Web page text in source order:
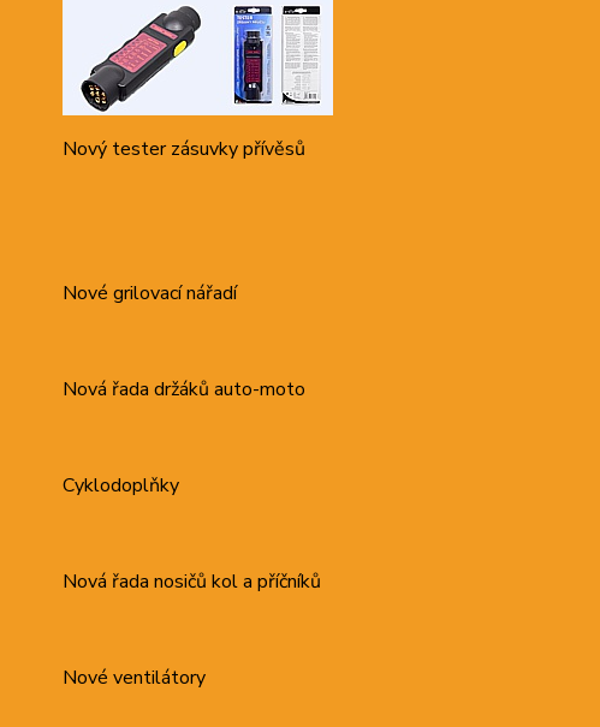
Nový tester zásuvky přívěsů
Nové grilovací nářadí
Nová řada držáků auto-moto
Cyklodoplňky
Nová řada nosičů kol a příčníků
Nové ventilátory